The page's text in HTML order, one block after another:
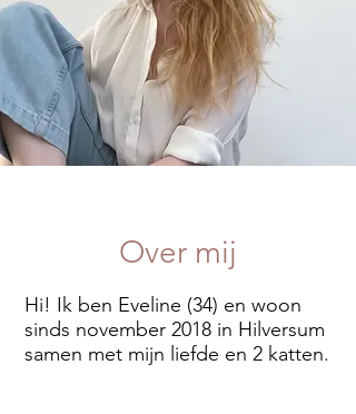
Over mij
Hi! Ik ben Eveline (34) en woon
sinds november 2018 in Hilversum
samen met mijn liefde en 2 katten.